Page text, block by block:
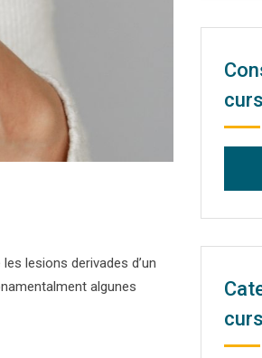
lesions derivades d’un
algunes